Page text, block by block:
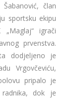
član
sportsku ekipu
igrači
prvenstva.
dodjeljeno je
Vrgovčeviću,
pripalo je
radnika, dok je